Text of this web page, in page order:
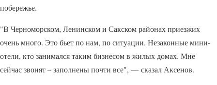
побережье.
"В Черноморском, Ленинском и Сакском районах приезжих
очень много. Это бьет по нам, по ситуации. Незаконные мини-
отели, кто занимался таким бизнесом в жилых домах. Мне
сейчас звонят – заполнены почти все", — сказал Аксенов.